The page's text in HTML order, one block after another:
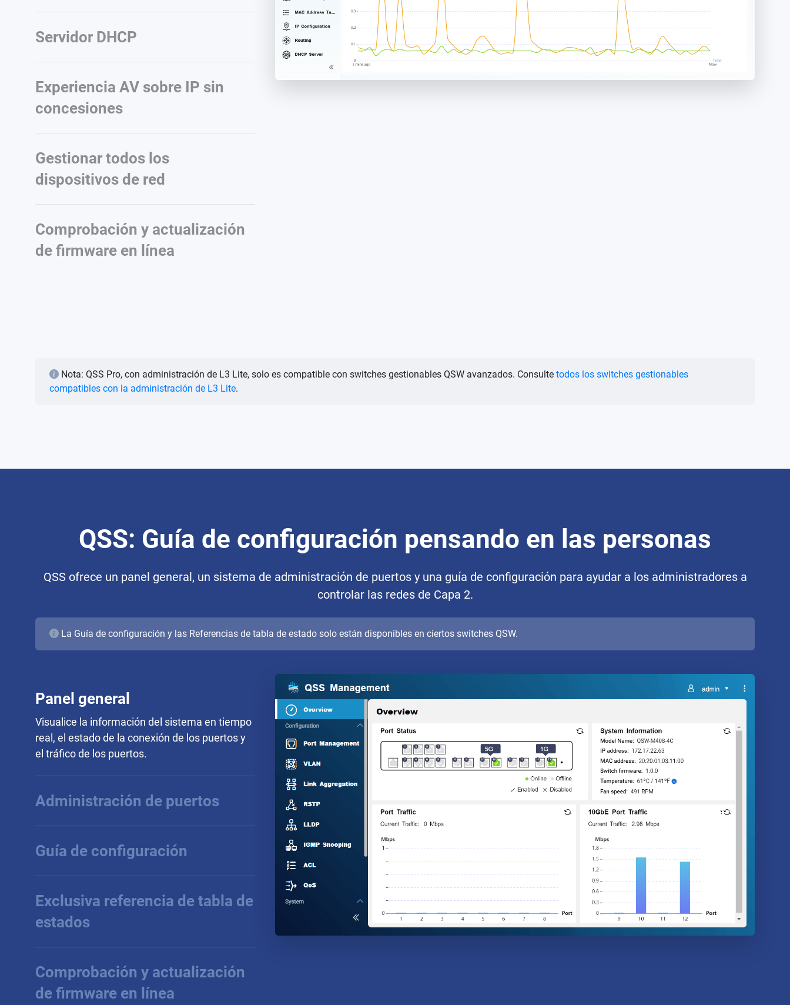
Servidor DHCP
Experiencia AV sobre IP sin
concesiones
Gestionar todos los
dispositivos de red
Comprobación y actualización
de firmware en línea
Nota: QSS Pro, con administración de L3 Lite, solo es compatible con switches gestionables QSW avanzados. Consulte todos los switches gestionables
compatibles con la administración de L3 Lite.
QSS: Guía de configuración pensando en las personas
QSS ofrece un panel general, un sistema de administración de puertos y una guía de configuración para ayudar a los administradores a
controlar las redes de Capa 2.
La Guía de configuración y las Referencias de tabla de estado solo están disponibles en ciertos switches QSW.
Panel general
Administración de puertos
velocidad de cada puerto.
Guía de configuración
Exclusiva referencia de tabla de
estados
Comprobación y actualización
de firmware en línea